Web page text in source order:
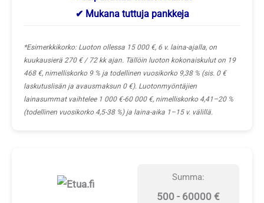
✔ Mukana tuttuja pankkeja
*Esimerkkikorko: Luoton ollessa 15 000 €, 6 v. laina-ajalla, on
kuukausierä 270 € / 72 kk ajan. Tällöin luoton kokonaiskulut on 19
468 €, nimelliskorko 9 % ja todellinen vuosikorko 9,38 % (sis. 0 €
laskutuslisän ja avausmaksun 0 €). Luotonmyöntäjien
lainasummat vaihtelee 1 000 €-60 000 €, nimelliskorko 4,41–20 %
(todellinen vuosikorko 4,5-38 %) ja laina-aika 1–15 v. välillä.
Summa:
500 - 60000 €